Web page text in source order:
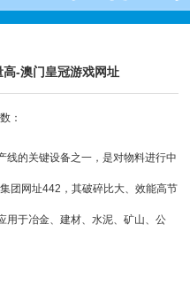
-澳门皇冠游戏网址
：
线的关键设备之一，是对物料进行中
团网址442 ，其破碎比大、效能高节
用于冶金、建材、水泥、矿山、公